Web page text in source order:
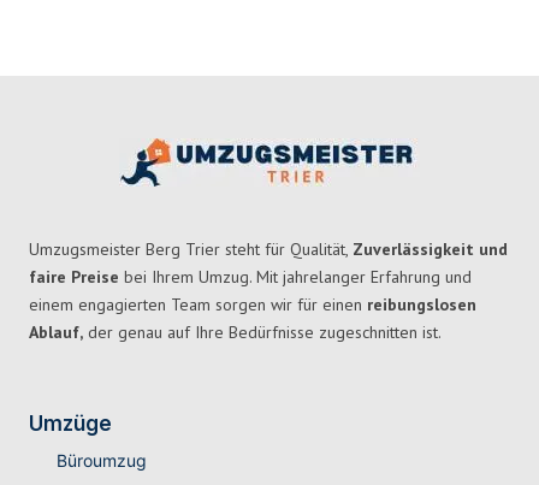
Umzugsmeister Berg Trier steht für Qualität, Zuverlässigkeit und
faire Preise bei Ihrem Umzug. Mit jahrelanger Erfahrung und
einem engagierten Team sorgen wir für einen reibungslosen
Ablauf, der genau auf Ihre Bedürfnisse zugeschnitten ist.
Umzüge
Büroumzug